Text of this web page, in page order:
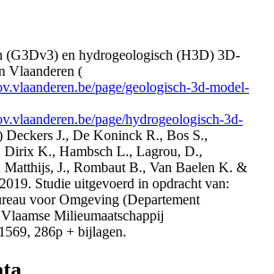
(G3Dv3) en hydrogeologisch (H3D) 3D-
Vlaanderen (
page/geologisch-3d-model-
page/hydrogeologisch-3d-
Deckers J., De Koninck R., Bos S.,
Dirix K., Hambsch L., Lagrou, D.,
Matthijs, J., Rombaut B., Van Baelen K. &
Studie uitgevoerd in opdracht van:
voor Omgeving (Departement
Milieumaatschappij
286p + bijlagen.